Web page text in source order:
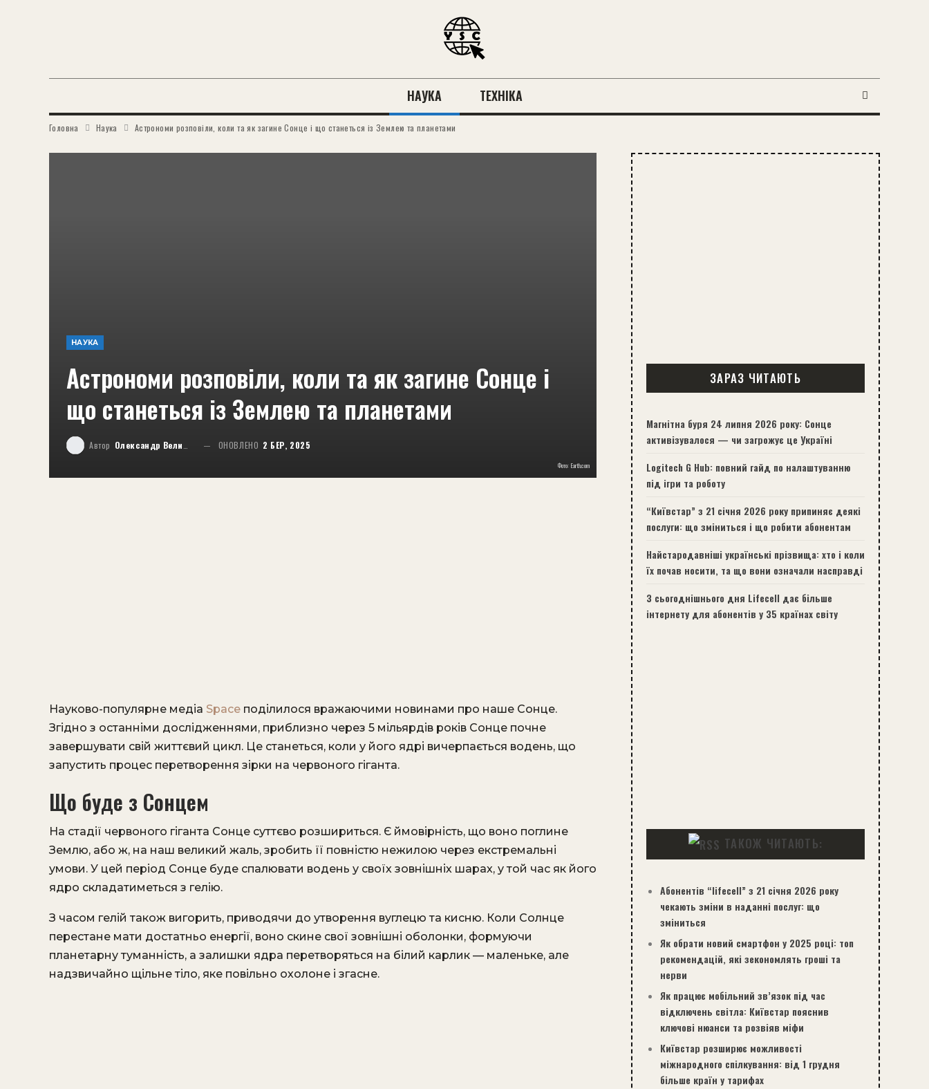
НАУКА ТЕХНІКА
Головна Наука Астрономи розповіли, коли та як загине Сонце і що станеться із Землею та планетами
НАУКА
Астрономи розповіли, коли та як загине Сонце і
що станеться із Землею та планетами
Автор Олександр Великий ОНОВЛЕНО 2 БЕР, 2025
Фото: Еarth.com
Науково-популярне медіа Space поділилося вражаючими новинами про наше Сонце.
Згідно з останніми дослідженнями, приблизно через 5 мільярдів років Сонце почне
завершувати свій життєвий цикл. Це станеться, коли у його ядрі вичерпається водень, що
запустить процес перетворення зірки на червоного гіганта.
Що буде з Сонцем
На стадії червоного гіганта Сонце суттєво розшириться. Є ймовірність, що воно поглине
Землю, або ж, на наш великий жаль, зробить її повністю нежилою через екстремальні
умови. У цей період Сонце буде спалювати водень у своїх зовнішніх шарах, у той час як його
ядро складатиметься з гелію.
З часом гелій також вигорить, приводячи до утворення вуглецю та кисню. Коли Солнце
перестане мати достатньо енергії, воно скине свої зовнішні оболонки, формуючи
планетарну туманність, а залишки ядра перетворяться на білий карлик — маленьке, але
надзвичайно щільне тіло, яке повільно охолоне і згасне.
ЗАРАЗ ЧИТАЮТЬ
Магнітна буря 24 липня 2026 року: Сонце
активізувалося — чи загрожує це Україні
Logitech G Hub: повний гайд по налаштуванню
під ігри та роботу
“Київстар” з 21 січня 2026 року припиняє деякі
послуги: що зміниться і що робити абонентам
Найстародавніші українські прізвища: хто і коли
їх почав носити, та що вони означали насправді
З сьогоднішнього дня Lifecell дає більше
інтернету для абонентів у 35 країнах світу
ТАКОЖ ЧИТАЮТЬ:
Абонентів “lifecell” з 21 січня 2026 року
чекають зміни в наданні послуг: що
зміниться
Як обрати новий смартфон у 2025 році: топ
рекомендацій, які зекономлять гроші та
нерви
Як працює мобільний зв’язок під час
відключень світла: Київстар пояснив
ключові нюанси та розвіяв міфи
Київстар розширює можливості
міжнародного спілкування: від 1 грудня
більше країн у тарифах